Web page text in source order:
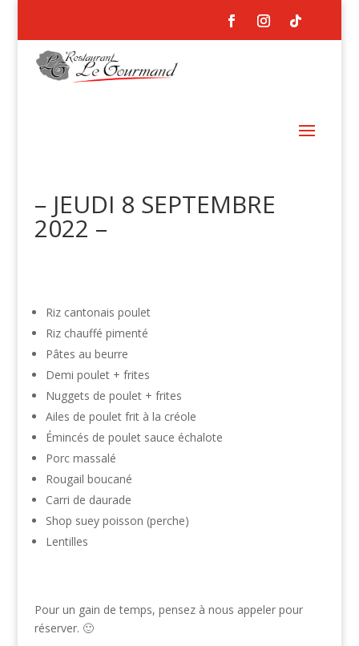
– JEUDI 8 SEPTEMBRE
2022 –
Riz cantonais poulet
Riz chauffé pimenté
Pâtes au beurre
Demi poulet + frites
Nuggets de poulet + frites
Ailes de poulet frit à la créole
Émincés de poulet sauce échalote
Porc massalé
Rougail boucané
Carri de daurade
Shop suey poisson (perche)
Lentilles
Pour un gain de temps, pensez à nous appeler pour
réserver. 🙂